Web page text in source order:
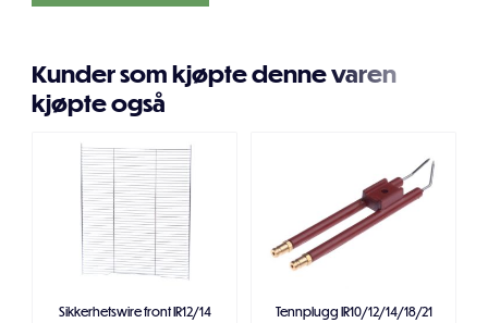
Kunder som kjøpte denne varen
kjøpte også
Sikkerhetswire front IR12/14 Tennplugg IR10/12/14/18/21